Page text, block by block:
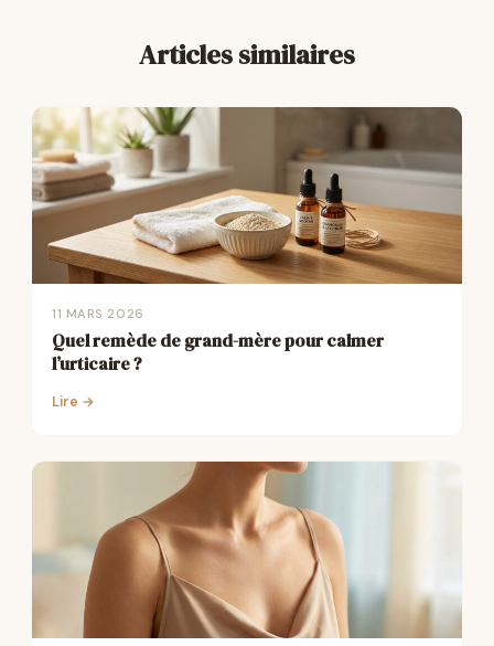
Articles similaires
11 MARS 2026
Quel remède de grand-mère pour calmer
l’urticaire ?
Lire →